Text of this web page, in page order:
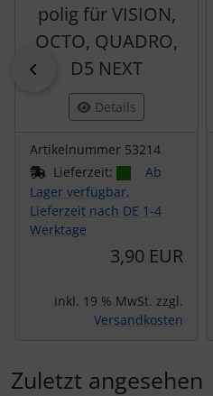
zurück
polig für VISION,
OCTO, QUADRO,
D5 NEXT
Details
Artikelnummer 53214
Lieferzeit:
Ab
Lager verfügbar,
Lieferzeit nach DE 1-4
Werktage
3,90 EUR
inkl. 19 % MwSt. zzgl.
Versandkosten
Zuletzt angesehen